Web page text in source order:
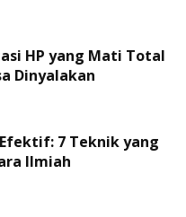
HP yang Mati Total
Dinyalakan
7 Teknik yang
Ilmiah